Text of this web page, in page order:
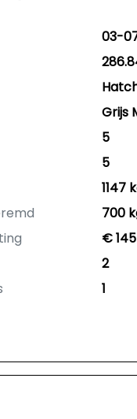
03-
Grijs
5
5
1147
700
€
2
1